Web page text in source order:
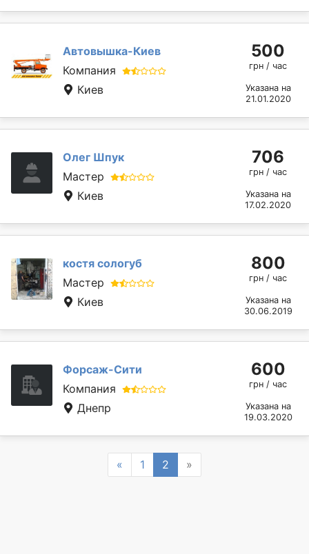
Автовышка-Киев
Компания
Киев
500
грн / час
Указана на
21.01.2020
Олег Шпук
Мастер
Киев
706
грн / час
Указана на
17.02.2020
костя сологуб
Мастер
Киев
800
грн / час
Указана на
30.06.2019
Форсаж-Сити
Компания
Днепр
600
грн / час
Указана на
19.03.2020
« Previous
1 2 »